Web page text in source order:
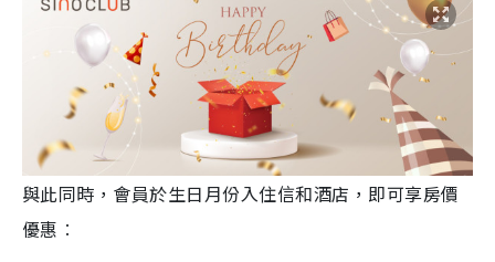
與此同時，會員於生日月份入住信和酒店，即可享房價
優惠︰